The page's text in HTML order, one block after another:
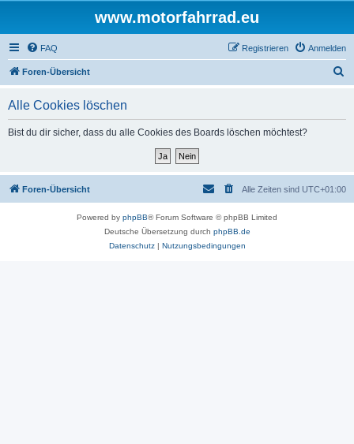
www.motorfahrrad.eu
FAQ Anmelden
Registrieren
Foren-Übersicht
Alle Cookies löschen
Bist du dir sicher, dass du alle Cookies des Boards löschen möchtest?
Foren-Übersicht Alle Zeiten sind UTC+01:00
Powered by phpBB® Forum Software © phpBB Limited
Deutsche Übersetzung durch phpBB.de
Datenschutz| Nutzungsbedingungen